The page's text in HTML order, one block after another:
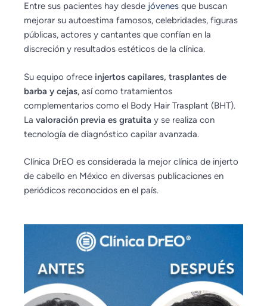
Entre sus pacientes hay desde jóvenes que buscan
mejorar su autoestima famosos, celebridades, figuras
públicas, actores y cantantes que confían en la
discreción y resultados estéticos de la clínica.
Su equipo ofrece injertos capilares, trasplantes de
barba y cejas, así como tratamientos
complementarios como el Body Hair Trasplant (BHT).
La valoración previa es gratuita y se realiza con
tecnología de diagnóstico capilar avanzada.
Clínica DrEO es considerada la mejor clínica de injerto
de cabello en México en diversas publicaciones en
periódicos reconocidos en el país.